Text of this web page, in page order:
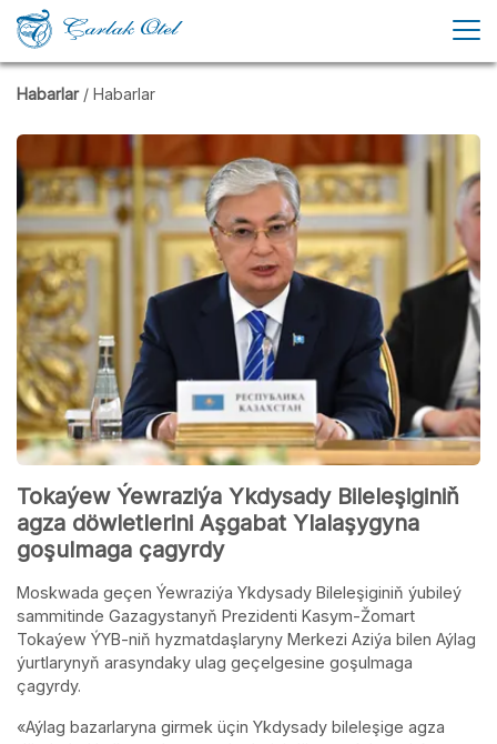
Habarlar / Habarlar
Tokaýew Ýewraziýa Ykdysady Bileleşiginiň
agza döwletlerini Aşgabat Ylalaşygyna
goşulmaga çagyrdy
Moskwada geçen Ýewraziýa Ykdysady Bileleşiginiň ýubileý
sammitinde Gazagystanyň Prezidenti Kasym-Žomart
Tokaýew ÝYB-niň hyzmatdaşlaryny Merkezi Aziýa bilen Aýlag
ýurtlarynyň arasyndaky ulag geçelgesine goşulmaga
çagyrdy.
«Aýlag bazarlaryna girmek üçin Ykdysady bileleşige agza